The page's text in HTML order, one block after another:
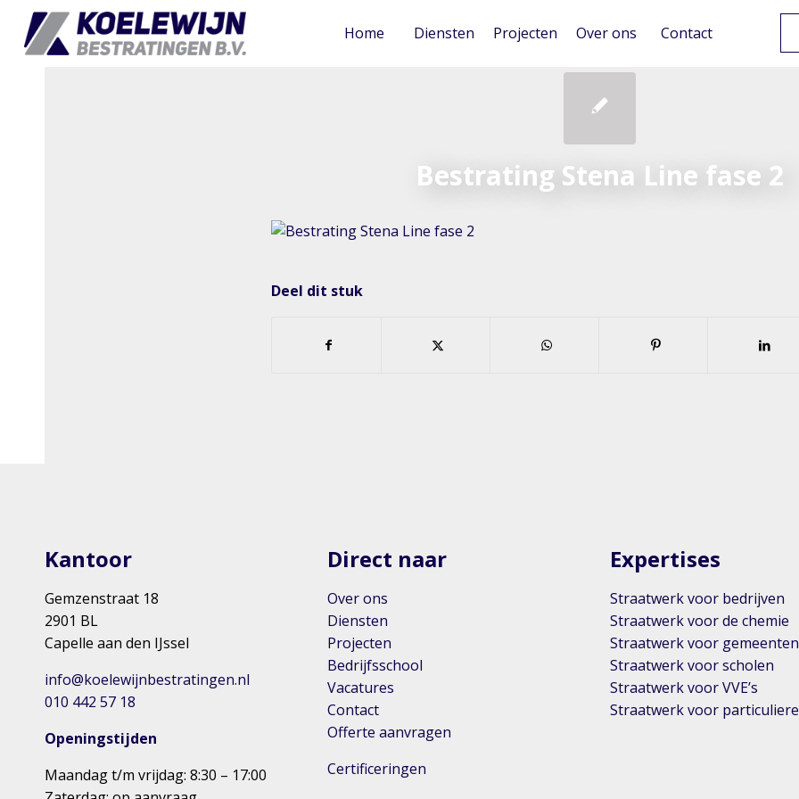
Home Diensten Projecten Over ons Contact
Bestrating Stena Line fase 2
Deel dit stuk
Kantoor
Gemzenstraat 18
2901 BL
Capelle aan den IJssel
info@koelewijnbestratingen.nl
010 442 57 18
Openingstijden
Maandag t/m vrijdag: 8:30 – 17:00
Direct naar
Over ons
Diensten
Projecten
Bedrijfsschool
Vacatures
Contact
Offerte aanvragen
Certificeringen
Expertises
Straatwerk voor bedrijven
Straatwerk voor de chemie
Straatwerk voor gemeenten
Straatwerk voor scholen
Straatwerk voor VVE’s
Straatwerk voor